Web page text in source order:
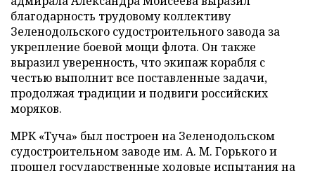
благодарность трудовому коллективу
Зеленодольского судостроительного завода за
укрепление боевой мощи флота. Он также
выразил уверенность, что экипаж корабля с
честью выполнит все поставленные задачи,
продолжая традиции и подвиги российских
моряков.
МРК «Туча» был построен на Зеленодольском
судостроительном заводе им. А. М. Горького и
прошел государственные ходовые испытания на